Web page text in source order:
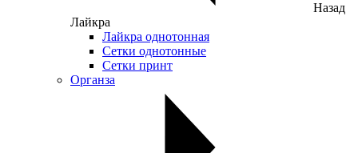
Назад
Лайкра
Лайкра однотонная
Сетки однотонные
Сетки принт
Органза